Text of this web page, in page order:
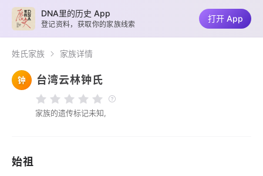
姓氏家族 家族详情
钟 台湾云林钟氏
家族的遗传标记未知,
始祖
DNA里的历史 App
登记资料，获取你的家族线索
打开 App